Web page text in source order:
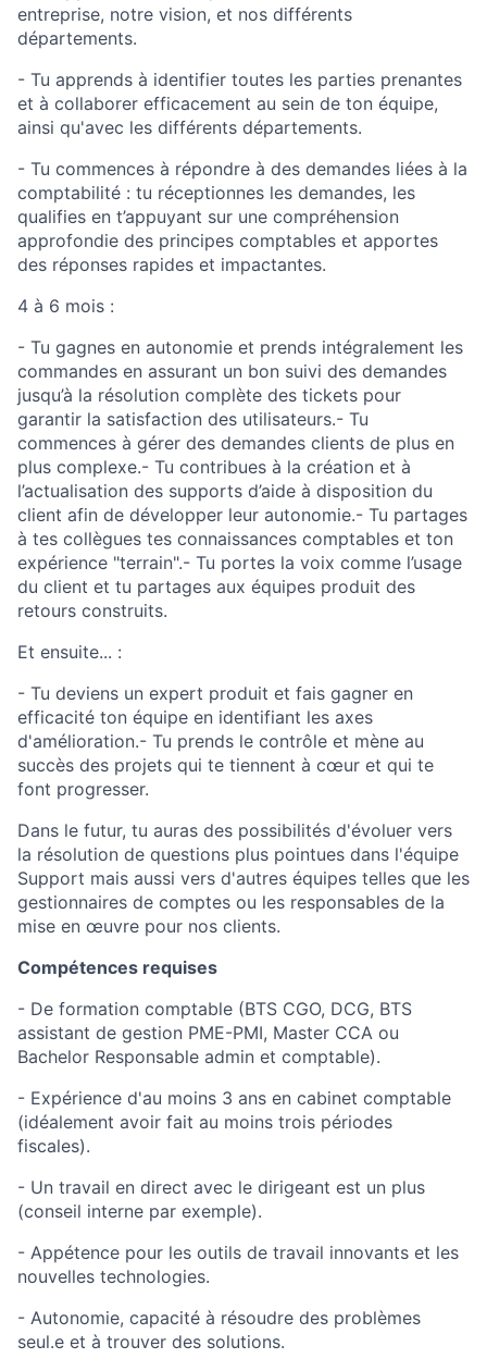
entreprise, notre vision, et nos différents
départements.
- Tu apprends à identifier toutes les parties prenantes
et à collaborer efficacement au sein de ton équipe,
ainsi qu'avec les différents départements.
- Tu commences à répondre à des demandes liées à la
comptabilité : tu réceptionnes les demandes, les
qualifies en t’appuyant sur une compréhension
approfondie des principes comptables et apportes
des réponses rapides et impactantes.
4 à 6 mois :
- Tu gagnes en autonomie et prends intégralement les
commandes en assurant un bon suivi des demandes
jusqu’à la résolution complète des tickets pour
garantir la satisfaction des utilisateurs.- Tu
commences à gérer des demandes clients de plus en
plus complexe.- Tu contribues à la création et à
l’actualisation des supports d’aide à disposition du
client afin de développer leur autonomie.- Tu partages
à tes collègues tes connaissances comptables et ton
expérience "terrain".- Tu portes la voix comme l’usage
du client et tu partages aux équipes produit des
retours construits.
Et ensuite... :
- Tu deviens un expert produit et fais gagner en
efficacité ton équipe en identifiant les axes
d'amélioration.- Tu prends le contrôle et mène au
succès des projets qui te tiennent à cœur et qui te
font progresser.
Dans le futur, tu auras des possibilités d'évoluer vers
la résolution de questions plus pointues dans l'équipe
Support mais aussi vers d'autres équipes telles que les
gestionnaires de comptes ou les responsables de la
mise en œuvre pour nos clients.
Compétences requises
- De formation comptable (BTS CGO, DCG, BTS
assistant de gestion PME-PMI, Master CCA ou
Bachelor Responsable admin et comptable).
- Expérience d'au moins 3 ans en cabinet comptable
(idéalement avoir fait au moins trois périodes
fiscales).
- Un travail en direct avec le dirigeant est un plus
(conseil interne par exemple).
- Appétence pour les outils de travail innovants et les
nouvelles technologies.
- Autonomie, capacité à résoudre des problèmes
seul.e et à trouver des solutions.